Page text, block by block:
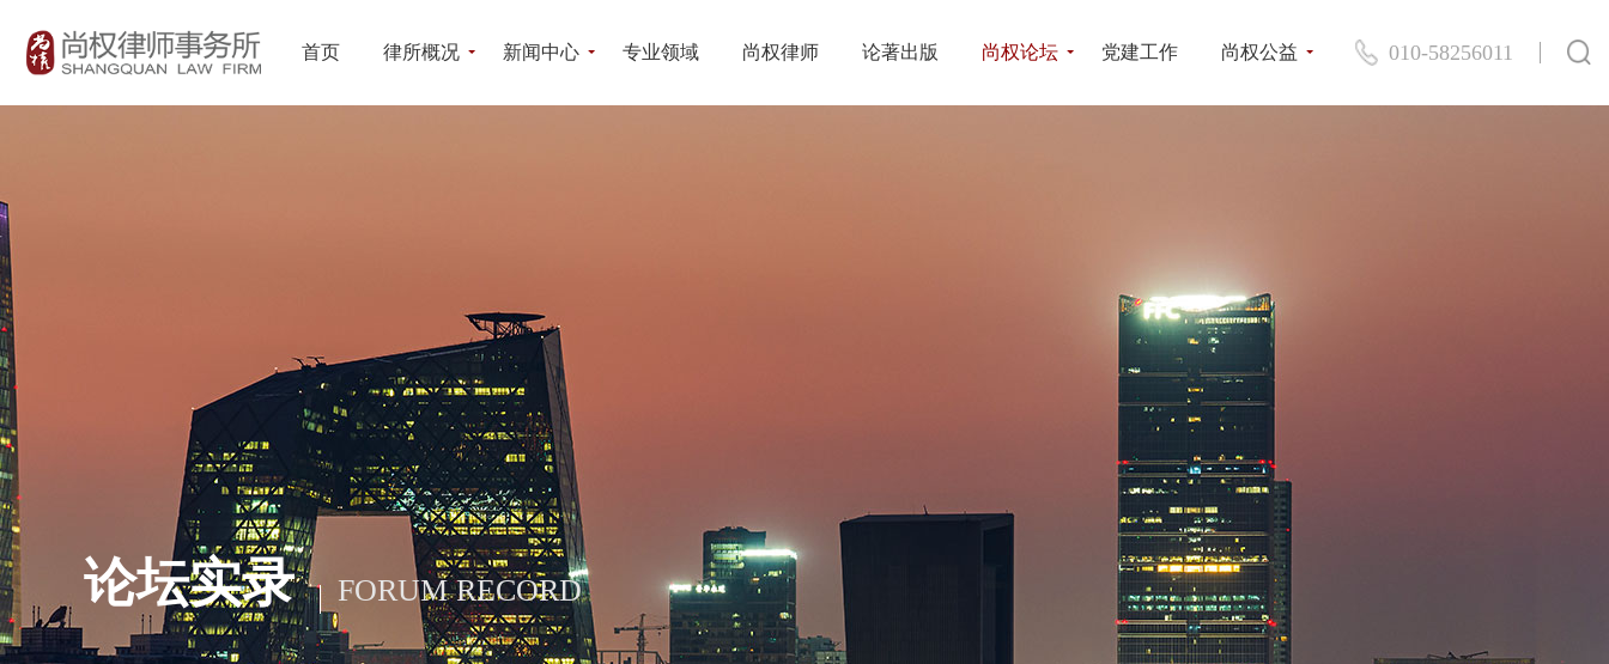
首页 律所概况 新闻中心 专业领域 尚权律师 论著出版 尚权论坛 党建工作 尚权公益 010-58256011
论坛实录 FORUM RECORD